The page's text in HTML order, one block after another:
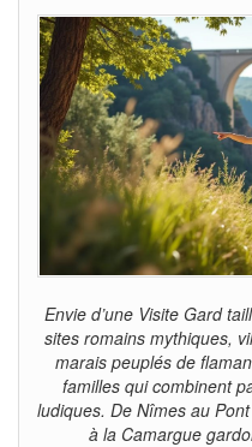
Envie d’une Visite Gard
sites romains mythiques,
marais peuplés de
familles qui combinent
ludiques. De Nîmes au
à la Camargue